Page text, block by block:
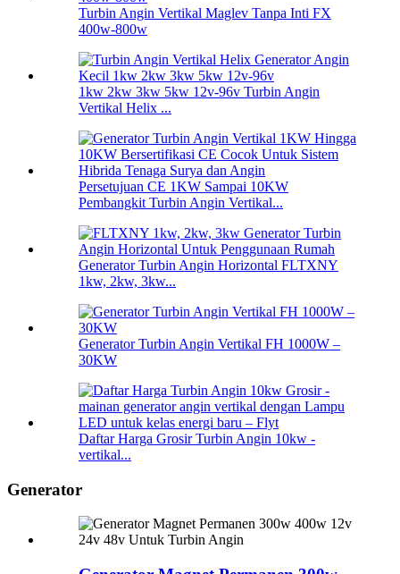
Turbin Angin Vertikal Maglev Tanpa Inti FX
400w-800w
1kw 2kw 3kw 5kw 12v-96v Turbin Angin
Vertikal Helix ...
Persetujuan CE 1KW Sampai 10KW
Pembangkit Turbin Angin Vertikal...
Generator Turbin Angin Horizontal FLTXNY
1kw, 2kw, 3kw...
Generator Turbin Angin Vertikal FH 1000W –
30KW
Daftar Harga Grosir Turbin Angin 10kw -
vertikal...
Generator